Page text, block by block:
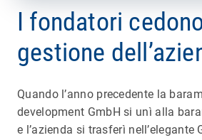
I fondatori
gestione
Quando l’anno precedente la
development GmbH si unì alla
e l’azienda si trasferì nell’elegante